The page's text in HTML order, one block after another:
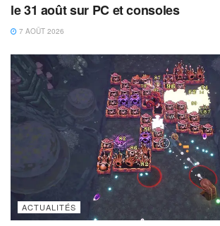
le 31 août sur PC et consoles
7 AOÛT 2026
ACTUALITÉS